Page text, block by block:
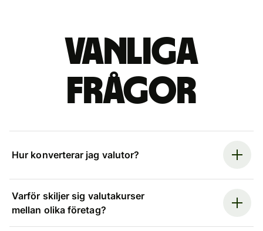
Vanliga
frågor
Hur konverterar jag valutor?
Varför skiljer sig valutakurser
mellan olika företag?